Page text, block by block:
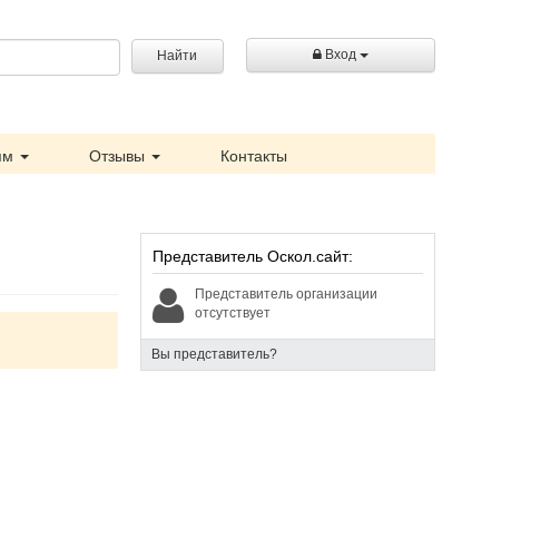
Найти Вход
Отзывы Контакты
Представитель Оскол.сайт:
Представитель организации
отсутствует
Вы представитель?